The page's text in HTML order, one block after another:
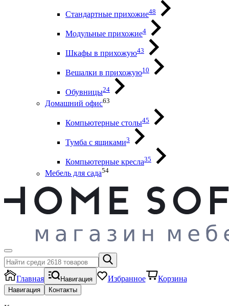
Стандартные прихожие48
Модульные прихожие4
Шкафы в прихожую43
Вешалки в прихожую10
Обувницы24
Домашний офис63
Компьютерные столы45
Тумба с ящиками3
Компьютерные кресла35
Мебель для сада54
Главная Навигация Избранное Корзина
Навигация Контакты